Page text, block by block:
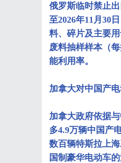
俄罗斯临时禁止
至2026年11月30
料、碎片及主要
废料抽样样本（
能利用率。
加拿大对中国产
加拿大政府依据
多4.9万辆中国产
数百辆特斯拉上
国制豪华电动车